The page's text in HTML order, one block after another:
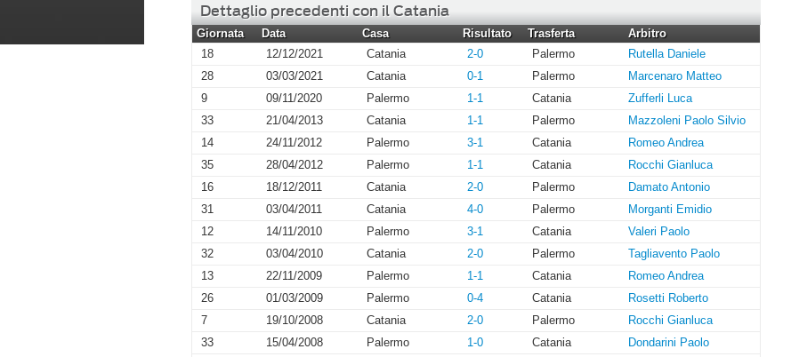
Dettaglio precedenti con il Catania
Giornata Data Casa Risultato Trasferta
Arbitro
18
12/12/2021 Catania 2-0 Palermo
Rutella Daniele
28
03/03/2021 Catania 0-1 Palermo
Marcenaro Matteo
9
09/11/2020 Palermo 1-1 Catania
Zufferli Luca
33
21/04/2013 Catania 1-1 Palermo
Mazzoleni Paolo Silvio
14
24/11/2012 Palermo 3-1 Catania
Romeo Andrea
35
28/04/2012 Palermo 1-1 Catania
Rocchi Gianluca
16
18/12/2011 Catania 2-0 Palermo
Damato Antonio
31
03/04/2011 Catania 4-0 Palermo
Morganti Emidio
12
14/11/2010 Palermo 3-1 Catania
Valeri Paolo
32
03/04/2010 Catania 2-0 Palermo
Tagliavento Paolo
13
22/11/2009 Palermo 1-1 Catania
Romeo Andrea
26
01/03/2009 Palermo 0-4 Catania
Rosetti Roberto
7
19/10/2008 Catania 2-0 Palermo
Rocchi Gianluca
33
15/04/2008 Palermo 1-0 Catania
Dondarini Paolo